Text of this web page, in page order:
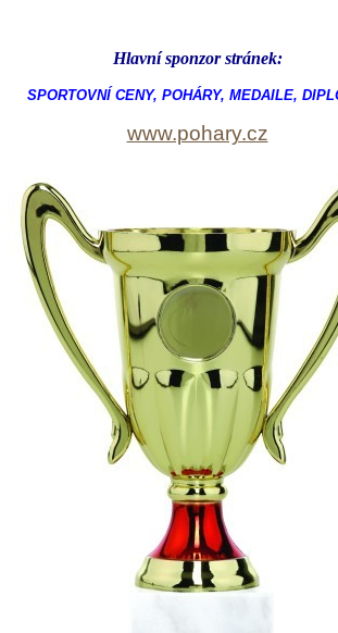
Hlavní sponzor stránek:
SPORTOVNÍ CENY, POHÁRY, MEDAILE,
www.pohary.cz